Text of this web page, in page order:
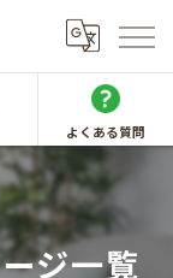
よくある質問
ジ一覧